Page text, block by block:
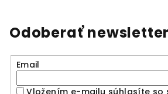
Odoberať newsletter
Email
Vložením e-mailu súhlasíte so